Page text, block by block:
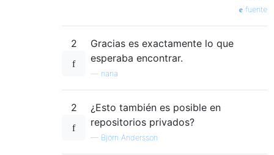
fuente
2
Gracias es exactamente lo que
esperaba encontrar.
nana
2
¿Esto también es posible en
repositorios privados?
— Björn Andersson